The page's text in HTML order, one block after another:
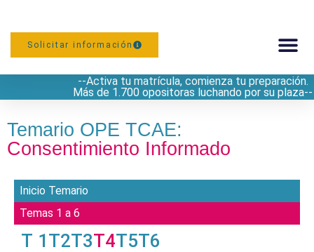
Solicitar información
--Activa tu matrícula, comienza tu preparación.
Más de 1.700 opositoras luchando por su plaza--
Temario OPE TCAE:
Consentimiento Informado
Inicio Temario
Temas 1 a 6
T 1 T2T3T4T5T6